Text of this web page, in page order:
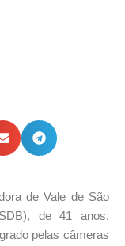
de Vale de São
de 41 anos,
pelas câmeras